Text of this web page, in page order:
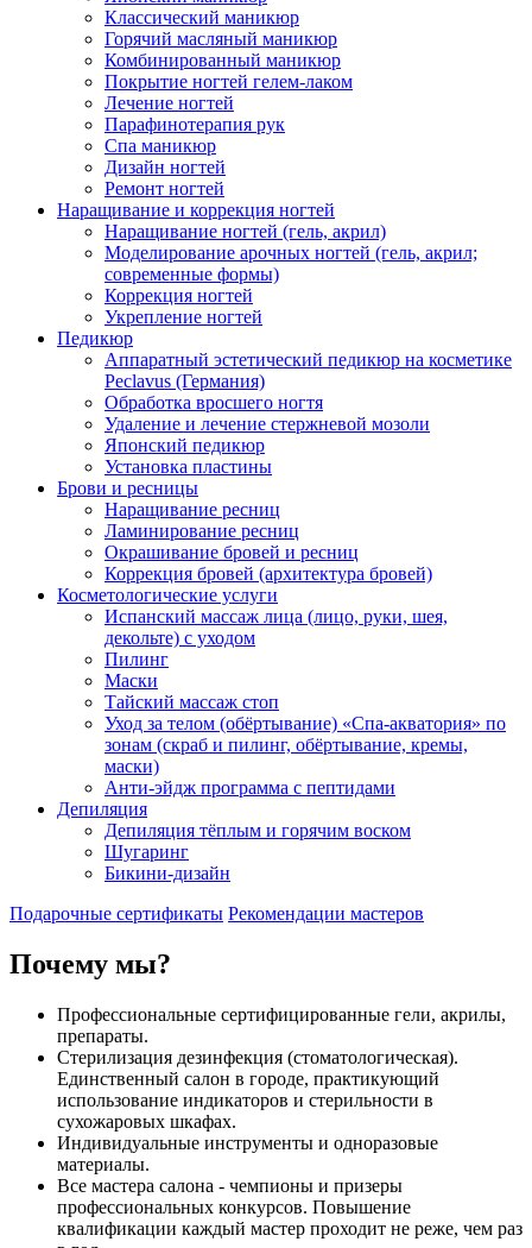
Классический маникюр
Горячий масляный маникюр
Комбинированный маникюр
Покрытие ногтей гелем-лаком
Лечение ногтей
Парафинотерапия рук
Спа маникюр
Дизайн ногтей
Ремонт ногтей
Наращивание и коррекция ногтей
Наращивание ногтей (гель, акрил)
Моделирование арочных ногтей (гель, акрил;
современные формы)
Коррекция ногтей
Укрепление ногтей
Педикюр
Аппаратный эстетический педикюр на косметике
Peclavus (Германия)
Обработка вросшего ногтя
Удаление и лечение стержневой мозоли
Японский педикюр
Установка пластины
Брови и ресницы
Наращивание ресниц
Ламинирование ресниц
Окрашивание бровей и ресниц
Коррекция бровей (архитектура бровей)
Косметологические услуги
Испанский массаж лица (лицо, руки, шея,
декольте) с уходом
Пилинг
Маски
Тайский массаж стоп
Уход за телом (обёртывание) «Спа-акватория» по
зонам (скраб и пилинг, обёртывание, кремы,
маски)
Анти-эйдж программа с пептидами
Депиляция
Депиляция тёплым и горячим воском
Шугаринг
Бикини-дизайн
Подарочные сертификаты Рекомендации мастеров
Почему мы?
Профессиональные сертифицированные гели, акрилы,
препараты.
Стерилизация дезинфекция (стоматологическая).
Единственный салон в городе, практикующий
использование индикаторов и стерильности в
сухожаровых шкафах.
Индивидуальные инструменты и одноразовые
материалы.
Все мастера салона - чемпионы и призеры
профессиональных конкурсов. Повышение
квалификации каждый мастер проходит не реже, чем раз